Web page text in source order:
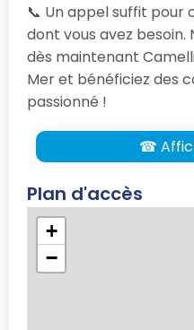
📞 Un appel suffit
dont vous avez besoin.
dès maintenant
Mer et bénéficiez des
passionné !
☎
Plan d'accès
+
−